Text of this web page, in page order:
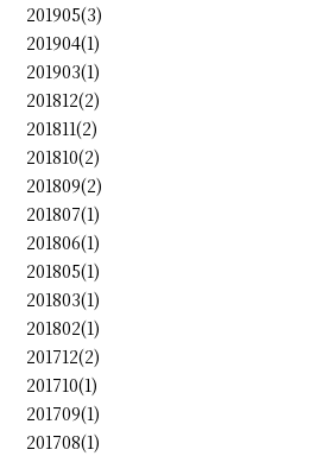
201905(3)
201904(1)
201903(1)
201812(2)
201811(2)
201810(2)
201809(2)
201807(1)
201806(1)
201805(1)
201803(1)
201802(1)
201712(2)
201710(1)
201709(1)
201708(1)